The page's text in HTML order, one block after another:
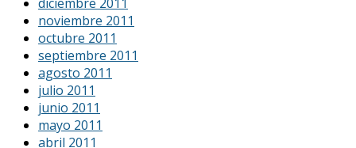
noviembre 2011
octubre 2011
septiembre 2011
agosto 2011
julio 2011
junio 2011
mayo 2011
abril 2011